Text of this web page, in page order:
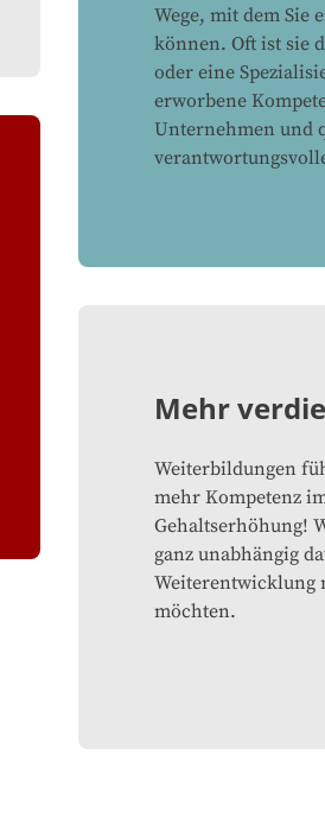
Wege, mit dem Sie
können. Oft ist sie
oder eine
erworbene
Unternehmen und
Mehr
Weiterbildungen
mehr Kompetenz
Gehaltserhöhung!
ganz unabhängig
Weiterentwicklung
möchten.